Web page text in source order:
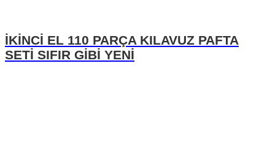
İKİNCİ EL 110 PARÇA KILAVUZ PAFTA
SETİ SIFIR GİBİ YENİ